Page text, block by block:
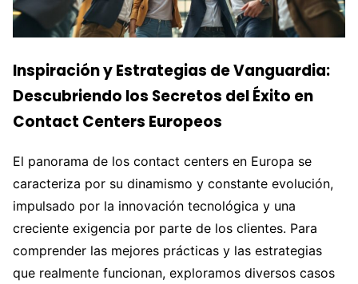
Inspiración y Estrategias de Vanguardia:
Descubriendo los Secretos del Éxito en
Contact Centers Europeos
El panorama de los contact centers en Europa se
caracteriza por su dinamismo y constante evolución,
impulsado por la innovación tecnológica y una
creciente exigencia por parte de los clientes. Para
comprender las mejores prácticas y las estrategias
que realmente funcionan, exploramos diversos casos